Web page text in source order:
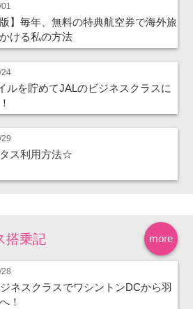
版】毎年、無料の特典航空券で海外旅
ける私の方法
24
ルを貯めてJALのビジネスクラスに
ス利用方法☆
more
搭乗記
ネスクラスでワシントンDCから羽
！